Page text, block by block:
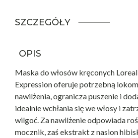
SZCZEGÓŁY
OPIS
Maska do włosów kręconych
Expression oferuje potrzebną
nawilżenia, ogranicza puszenie i
idealnie wchłania się we włosy i
wilgoć. Za nawilżenie odpowiada
mocznik, zaś ekstrakt z nasion